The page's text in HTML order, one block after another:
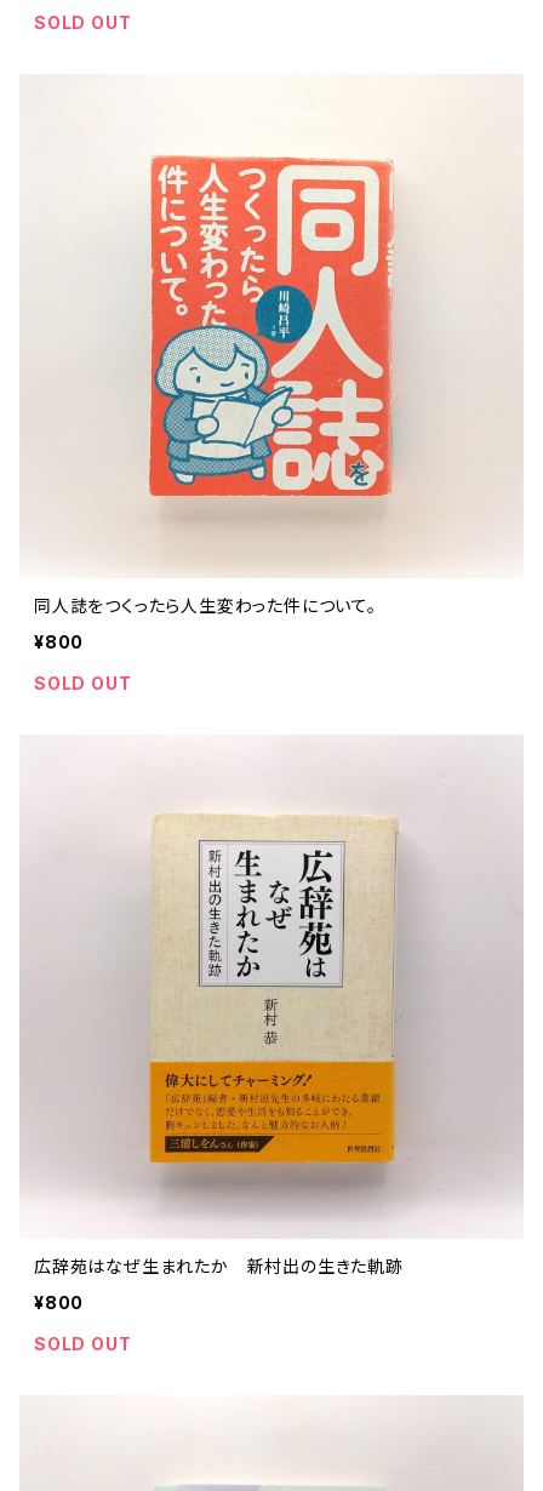
SOLD OUT
同人誌をつくったら人生変わった件について。
¥800
SOLD OUT
広辞苑はなぜ生まれたか 新村出の生きた軌跡
¥800
SOLD OUT